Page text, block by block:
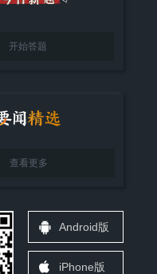
开始答题
查看更多
Android版
iPhone版